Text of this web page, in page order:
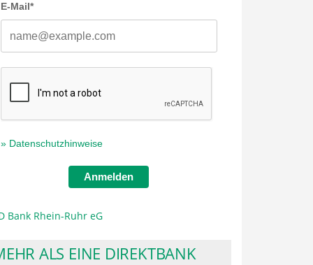
E-Mail*
» Datenschutzhinweise
Anmelden
Bank Rhein-Ruhr eG
ALS EINE DIREKTBANK